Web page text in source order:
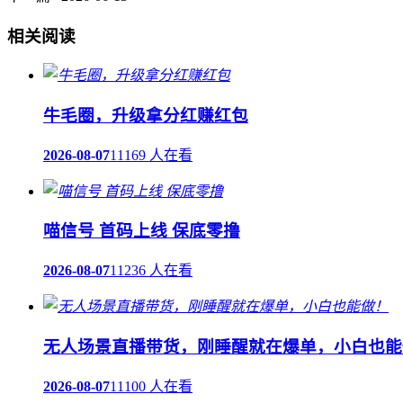
相关阅读
牛毛圈，升级拿分红赚红包
2026-08-0711169 人在看
喵信号 首码上线 保底零撸
2026-08-0711236 人在看
无人场景直播带货，刚睡醒就在爆单，小白也
2026-08-0711100 人在看